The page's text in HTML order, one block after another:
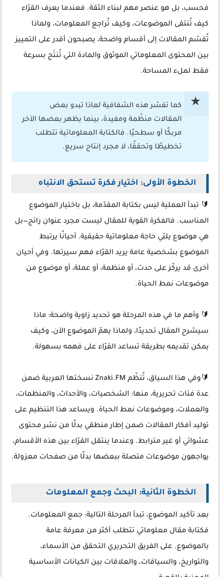
فحسب، بل هو عنصر مهم لبناء الثقة. فعندما يعرف القرّاء
كيف تُنتقى الموضوعات، وكيف تُراجع المعلومات، ولماذا
تُقسّم المقالات إلى أقسام واضحة، يصبحون أقدر على التمييز
بين المحتوى المعلوماتي الموثوق والمادة التي تُنتَج بسرعة
فقط لملء المساحة.
كما تفسّر هذه الشفافية لماذا تبدو بعض
المقالات منظّمة ومفيدة، بينما يظهر بعضها الآخر
مربكًا أو سطحيًا. فالكتابة المعلوماتية تتطلب
تخطيطًا وتحققًا، لا مجرد إنتاج سريع.
الخطوة الأولى: اختيار فكرة تستحق الانتباه
🔰 تبدأ العملية ليس بكتابة المقدّمة، بل باختيار الموضوع
المناسب. فالفكرة القوية للمقال ليست مجرد عنوان رائج—بل
هي موضوع يلبّي حاجة معلوماتية حقيقية. أحيانًا يرتبط
الموضوع بشخصية عامة يريد القرّاء فهم سيرتها. وفي أحيان
أخرى قد يركّز على حدث، أو منظمة، أو عملة، أو موضوع من
موضوعات نمط الحياة.
🔰 وأهم ما في هذه المرحلة هو تحديد زاوية واضحة: ماذا
سيشرح المقال تحديدًا، ولماذا يهمّ الموضوع الآن، وكيف
يمكن تقديمه بطريقة تساعد القرّاء على فهمه بسهولة.
🔰وفي هذا السياق، تُنظّم Znaki.FM نسختها العربية ضمن
عدة فئات تحريرية، منها: الشخصيات، والأحداث، والمنظمات،
والعملات، وموضوعات نمط الحياة. ويساعد هذا التنظيم على
توليد أفكار المقالات ضمن إطار منطقي بدلًا من نشر محتوى
عشوائي أو غير مترابط. وعندما ينتقل القرّاء بين هذه الأقسام،
يواجهون موضوعات متصلة ببعضها بدلًا من صفحات معزولة.
الخطوة الثانية: البحث وجمع المعلومات
بعد تأكيد الموضوع، تبدأ المرحلة التالية: جمع المعلومات.
فكتابة مقال معلوماتي تتطلب أكثر من معرفة عامة
بالموضوع. على الفريق التحريري التحقق من الأسماء،
والتواريخ، والسياقات، والعلاقات بين الكيانات الأساسية